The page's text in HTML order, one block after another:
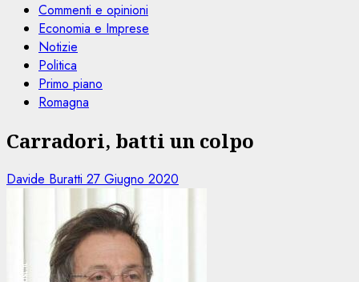
Commenti e opinioni
Economia e Imprese
Notizie
Politica
Primo piano
Romagna
Carradori, batti un colpo
Davide Buratti 27 Giugno 2020